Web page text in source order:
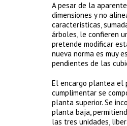
A pesar de la
dimensiones y no
características,
árboles, le confieren
pretende modificar
nueva norma es muy
pendientes de las
El encargo plantea el
cumplimentar se
planta superior. Se
planta baja,
las tres unidades,